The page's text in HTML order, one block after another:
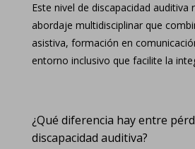
Este nivel de discapacidad auditiva
abordaje multidisciplinar que
asistiva, formación en
entorno inclusivo que facilite la
¿Qué diferencia hay entre
discapacidad auditiva?